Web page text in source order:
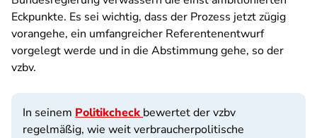
Eckpunkte. Es sei wichtig, dass der Prozess jetzt zügig
vorangehe, ein umfangreicher Referentenentwurf
vorgelegt werde und in die Abstimmung gehe, so der
vzbv.
In seinem Politikcheck bewertet der vzbv
regelmäßig, wie weit verbraucherpolitische